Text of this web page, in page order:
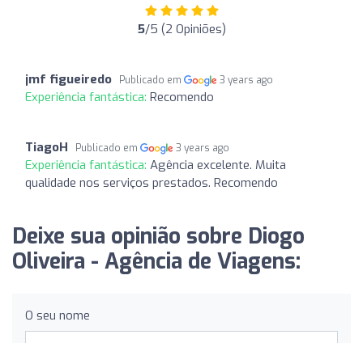
5/5 (2 Opiniões)
jmf figueiredo Publicado em 3 years ago
Experiência fantástica: Recomendo
TiagoH Publicado em 3 years ago
Experiência fantástica: Agência excelente. Muita
qualidade nos serviços prestados. Recomendo
Deixe sua opinião sobre Diogo
Oliveira - Agência de Viagens:
O seu nome